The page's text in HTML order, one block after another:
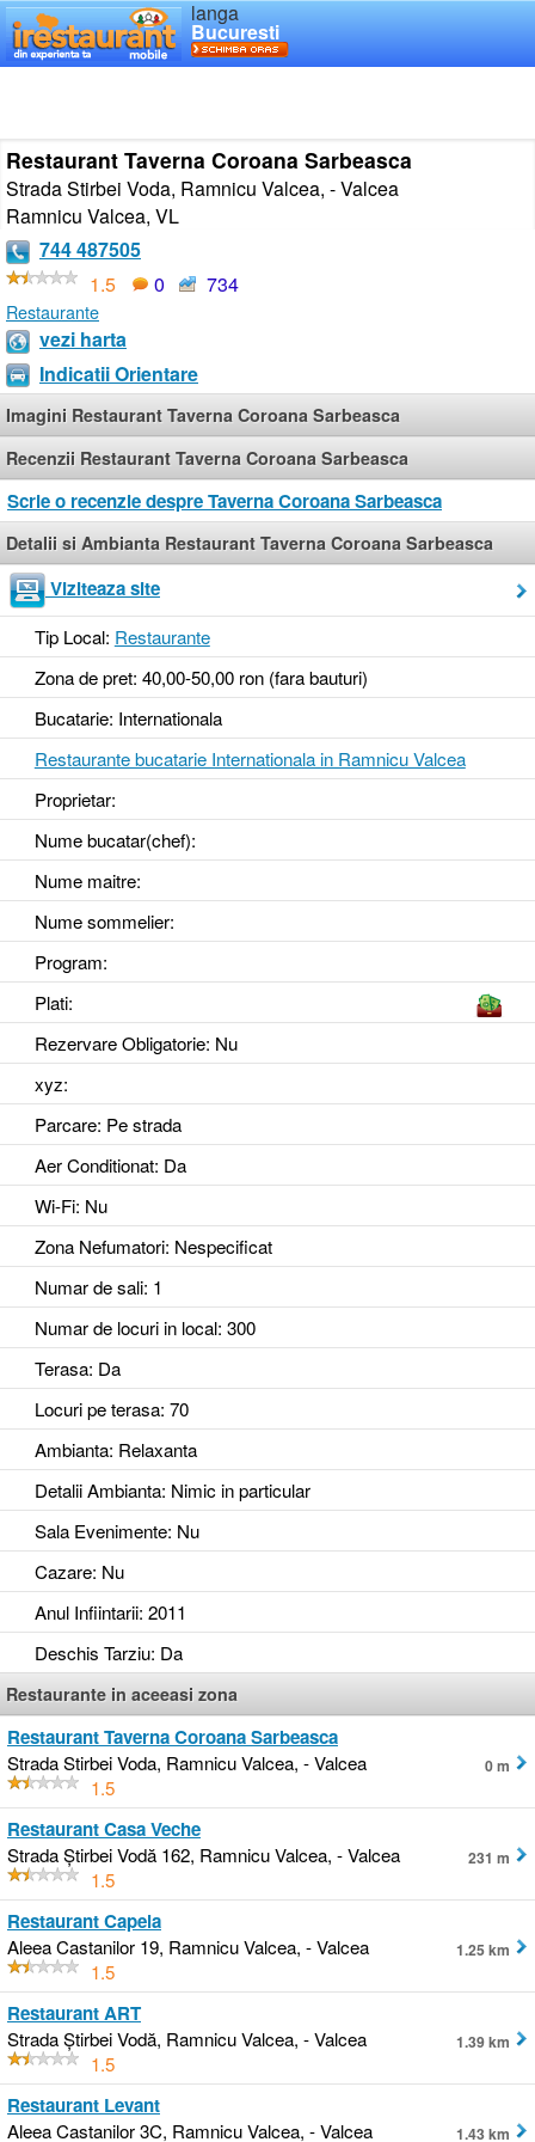
langa
Bucuresti
Restaurant Taverna Coroana Sarbeasca
Strada Stirbei Voda, Ramnicu Valcea, - Valcea
Ramnicu Valcea, VL
744 487505
1.5
0 734
Restaurante
vezi harta
Indicatii Orientare
Imagini Restaurant Taverna Coroana Sarbeasca
Recenzii Restaurant Taverna Coroana Sarbeasca
Scrie o recenzie despre Taverna Coroana Sarbeasca
Detalii si Ambianta Restaurant Taverna Coroana Sarbeasca
Viziteaza site
Tip Local: Restaurante
Zona de pret: 40,00-50,00 ron (fara bauturi)
Bucatarie: Internationala
Restaurante bucatarie Internationala in Ramnicu Valcea
Proprietar:
Nume bucatar(chef):
Nume maitre:
Nume sommelier:
Program:
Plati:
Rezervare Obligatorie: Nu
xyz:
Parcare: Pe strada
Aer Conditionat: Da
Wi-Fi: Nu
Zona Nefumatori: Nespecificat
Numar de sali: 1
Numar de locuri in local: 300
Terasa: Da
Locuri pe terasa: 70
Ambianta: Relaxanta
Detalii Ambianta: Nimic in particular
Sala Evenimente: Nu
Cazare: Nu
Anul Infiintarii: 2011
Deschis Tarziu: Da
Restaurante in aceeasi zona
Restaurant Taverna Coroana Sarbeasca
Strada Stirbei Voda, Ramnicu Valcea, - Valcea
1.5
0 m
Restaurant Casa Veche
Strada Știrbei Vodă 162, Ramnicu Valcea, - Valcea
1.5
231 m
Restaurant Capela
Aleea Castanilor 19, Ramnicu Valcea, - Valcea
1.5
1.25 km
Restaurant ART
Strada Ştirbei Vodă, Ramnicu Valcea, - Valcea
1.5
1.39 km
Restaurant Levant
Aleea Castanilor 3C, Ramnicu Valcea, - Valcea 1.43 km